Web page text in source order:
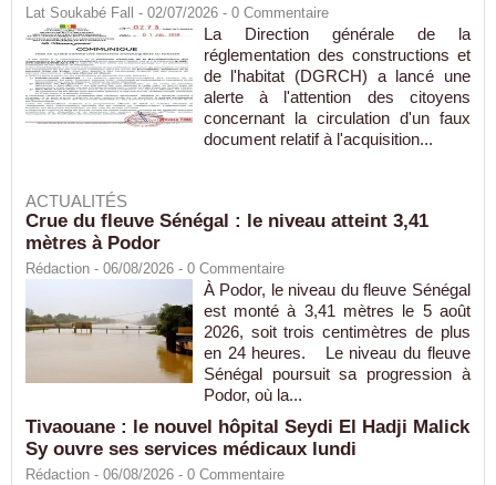
Lat Soukabé Fall - 02/07/2026 - 0 Commentaire
La Direction générale de la
réglementation des constructions et
de l'habitat (DGRCH) a lancé une
alerte à l'attention des citoyens
concernant la circulation d'un faux
document relatif à l'acquisition...
ACTUALITÉS
Crue du fleuve Sénégal : le niveau atteint 3,41
mètres à Podor
Rédaction - 06/08/2026 - 0 Commentaire
À Podor, le niveau du fleuve Sénégal
est monté à 3,41 mètres le 5 août
2026, soit trois centimètres de plus
en 24 heures. Le niveau du fleuve
Sénégal poursuit sa progression à
Podor, où la...
Tivaouane : le nouvel hôpital Seydi El Hadji Malick
Sy ouvre ses services médicaux lundi
Rédaction - 06/08/2026 - 0 Commentaire